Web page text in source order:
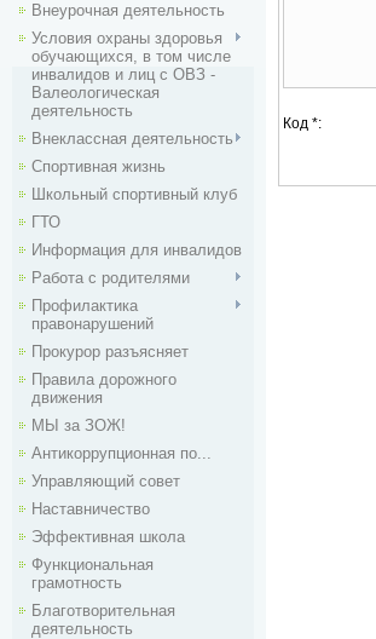
Внеурочная деятельность
Условия охраны здоровья
обучающихся, в том числе
инвалидов и лиц с ОВЗ -
Валеологическая
деятельность
Внекласcная деятельность
Спортивная жизнь
Школьный спортивный клуб
ГТО
Информация для инвалидов
Работа с родителями
Профилактика
правонарушений
Прокурор разъясняет
Правила дорожного
движения
МЫ за ЗОЖ!
Антикоррупционная по...
Управляющий совет
Наставничество
Эффективная школа
Функциональная
грамотность
Благотворительная
деятельность
Код *: